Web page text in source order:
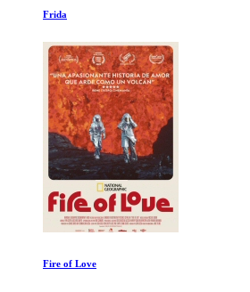
Isla de los Lemures Madagascar
Marty, la vida es corta